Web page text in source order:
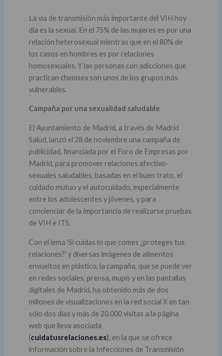
La vía de transmisión más importante del VIH hoy
día es la sexual. En el 75% de las mujeres es por una
relación heterosexual mientras que en el 80% de
los casos en hombres es por relaciones
homosexuales. Y las personas con adicciones que
practican chemsex son unos de los grupos más
vulnerables.
Campaña por una sexualidad saludable
El Ayuntamiento de Madrid, a través de Madrid
Salud, lanzó el 28 de noviembre una campaña de
publicidad, financiada por el Foro de Empresas por
Madrid, para promover relaciones afectivo-
sexuales saludables, basadas en el buen trato, el
cuidado mutuo y el autocuidado, especialmente
entre los adolescentes y jóvenes, y para
concienciar de la importancia de realizarse pruebas
de VIH e ITS.
Con el lema 'Si cuidas lo que comes ¿proteges tus
relaciones?' y diversas imágenes de alimentos
envueltos en plástico, la campaña, que se puede ver
en redes sociales, prensa, mupis y en las pantallas
digitales de Madrid, ha obtenido más de dos
millones de visualizaciones en la red social X en tan
sólo dos días y más de 20.000 visitas a la página
web que lleva asociada
(cuidatusrelaciones.es), en la que se ofrece
información sobre la Infecciones de Transmisión